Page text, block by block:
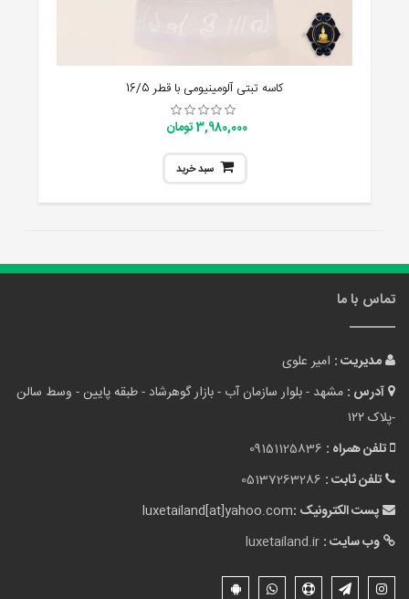
کاسه تبتی آلومینیومی با قطر 16/5
3,980,000 تومان
سبد خرید
تماس با ما
مدیریت : امیر علوی
آدرس : مشهد - بلوار سازمان آب - بازار گوهرشاد - طبقه پایین - وسط سالن
-پلاک ۱۲۲
تلفن همراه : 09151125836
تلفن ثابت : 05137263286
پست الکترونیک :luxetailand[at]yahoo.com
وب سایت : luxetailand.ir